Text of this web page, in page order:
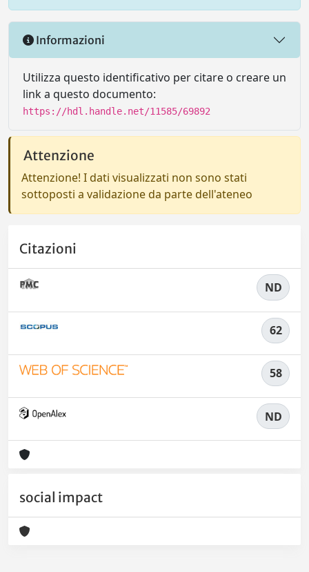
Informazioni
Utilizza questo identificativo per citare o creare un
link a questo documento:
https://hdl.handle.net/11585/69892
Attenzione
Attenzione! I dati visualizzati non sono stati
sottoposti a validazione da parte dell'ateneo
Citazioni
ND
62
58
ND
social impact